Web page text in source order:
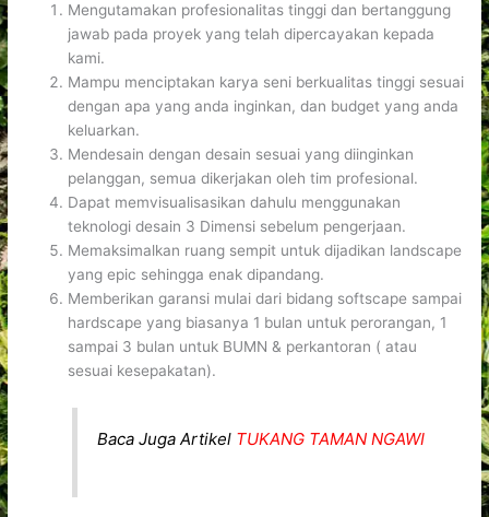
Mengutamakan profesionalitas tinggi dan bertanggung
jawab pada proyek yang telah dipercayakan kepada
kami.
Mampu menciptakan karya seni berkualitas tinggi sesuai
dengan apa yang anda inginkan, dan budget yang anda
keluarkan.
Mendesain dengan desain sesuai yang diinginkan
pelanggan, semua dikerjakan oleh tim profesional.
Dapat memvisualisasikan dahulu menggunakan
teknologi desain 3 Dimensi sebelum pengerjaan.
Memaksimalkan ruang sempit untuk dijadikan landscape
yang epic sehingga enak dipandang.
Memberikan garansi mulai dari bidang softscape sampai
hardscape yang biasanya 1 bulan untuk perorangan, 1
sampai 3 bulan untuk BUMN & perkantoran ( atau
sesuai kesepakatan).
Baca Juga Artikel TUKANG TAMAN NGAWI